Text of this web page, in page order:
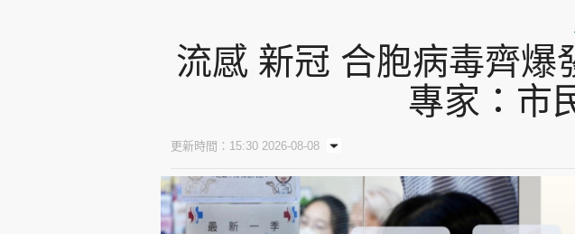
流感 新冠 合胞病毒齊爆
專家：市
更新時間：15:30 2026-08-08